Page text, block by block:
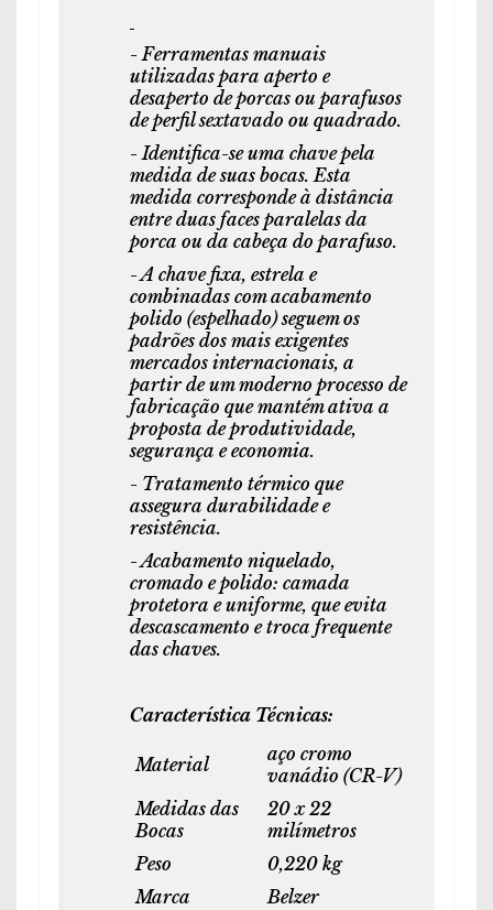
- Ferramentas manuais
utilizadas para aperto e
desaperto de porcas ou parafusos
de perfil sextavado ou quadrado.
- Identifica-se uma chave pela
medida de suas bocas. Esta
medida corresponde à distância
entre duas faces paralelas da
porca ou da cabeça do parafuso.
- A chave fixa, estrela e
combinadas com acabamento
polido (espelhado) seguem os
padrões dos mais exigentes
mercados internacionais, a
partir de um moderno processo de
fabricação que mantém ativa a
proposta de produtividade,
segurança e economia.
- Tratamento térmico que
assegura durabilidade e
resistência.
- Acabamento niquelado,
cromado e polido: camada
protetora e uniforme, que evita
descascamento e troca frequente
das chaves.
Característica Técnicas:
Material
aço cromo
vanádio (CR-V)
Medidas das
Bocas
20 x 22
milímetros
Peso
0,220 kg
Marca
Belzer